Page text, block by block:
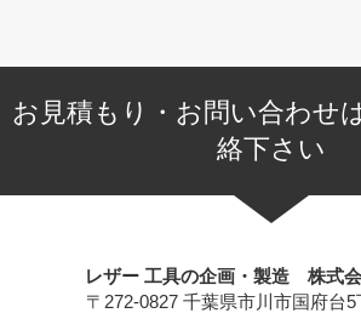
お見積もり・お問い合わせ
絡下さい
レザー 工具の企画・製造 株式
〒272-0827 千葉県市川市国府台